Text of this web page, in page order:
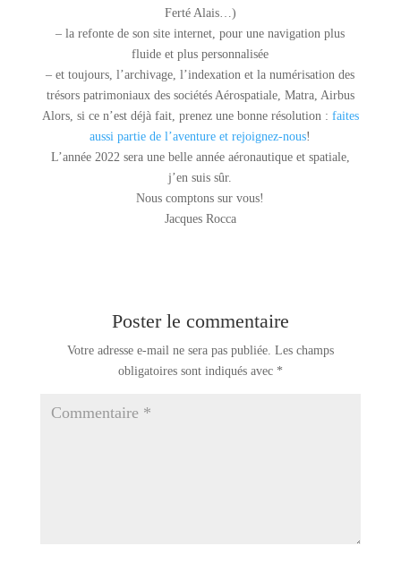
Ferté Alais…)
– la refonte de son site internet, pour une navigation plus
fluide et plus personnalisée
– et toujours, l’archivage, l’indexation et la numérisation des
trésors patrimoniaux des sociétés Aérospatiale, Matra, Airbus
Alors, si ce n’est déjà fait, prenez une bonne résolution : faites
aussi partie de l’aventure et rejoignez-nous!
L’année 2022 sera une belle année aéronautique et spatiale,
j’en suis sûr.
Nous comptons sur vous!
Jacques Rocca
Poster le commentaire
Votre adresse e-mail ne sera pas publiée. Les champs
obligatoires sont indiqués avec *